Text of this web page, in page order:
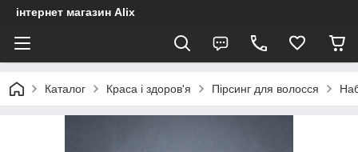
інтернет магазин Alix
Каталог Краса і здоров'я Пірсинг для волосся